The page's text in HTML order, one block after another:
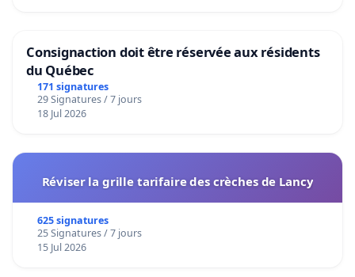
Consignaction doit être réservée aux résidents
du Québec
171 signatures
29 Signatures / 7 jours
18 Jul 2026
Réviser la grille tarifaire des crèches de Lancy
625 signatures
25 Signatures / 7 jours
15 Jul 2026